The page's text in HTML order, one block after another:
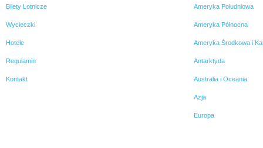
Bilety Lotnicze
Wycieczki
Hotele
Regulamin
Kontakt
Ameryka Południowa
Ameryka Północna
Ameryka Środkowa i
Antarktyda
Australia i Oceania
Azja
Europa